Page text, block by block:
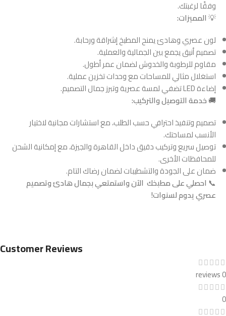
وفقًا لرغبتك.
💡المميزات:
لون عصري وهادئ يمنح المطبخ إشراقة ورحابة.
تصميم أنيق يجمع بين الجمالية والعملية.
مقاوم للرطوبة والخدوش لضمان عمر أطول.
استغلال مثالي للمساحات مع وحدات تخزين عملية.
إضاءة LED تضفي لمسة عصرية وتبرز جمال التصميم.
🚚خدمة التوصيل والتركيب:
تصميم وتنفيذ احترافي حسب الطلب، مع استشارات مجانية لاختيار
الأنسب لمساحتك.
توصيل سريع وتركيب دقيق داخل القاهرة والجيزة، مع إمكانية الشحن
للمحافظات الأخرى.
ضمان على الجودة والتشطيبات لضمان رضاك التام.
📞 احصلي على مطبخك الآن واستمتعي بجمال هادئ وتصميم
عصري يدوم لسنوات!
Customer Reviews
0 reviews
0